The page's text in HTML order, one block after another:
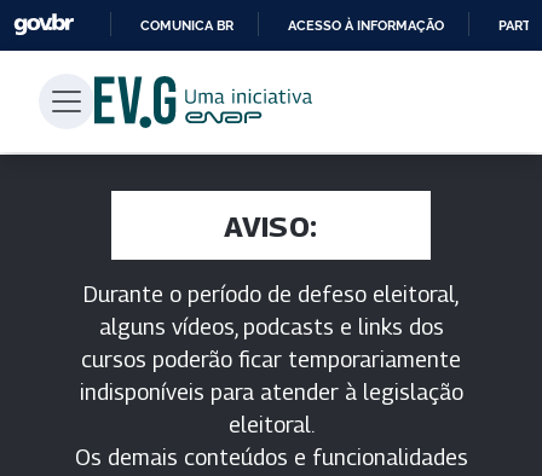
PARA
CONTEÚDO
COMUNICA BR ACESSO À INFORMAÇÃO
AVISO:
Durante o período de defeso eleitoral,
alguns vídeos, podcasts e links dos
cursos poderão ficar temporariamente
indisponíveis para atender à legislação
eleitoral.
Os demais conteúdos e funcionalidades